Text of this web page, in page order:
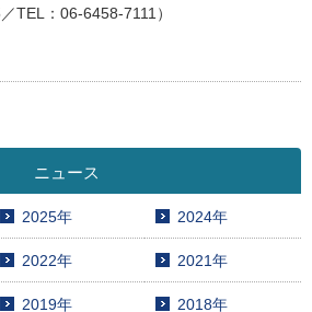
TEL：06-6458-7111）
ニュース
2025年 2024年
2022年 2021年
2019年 2018年